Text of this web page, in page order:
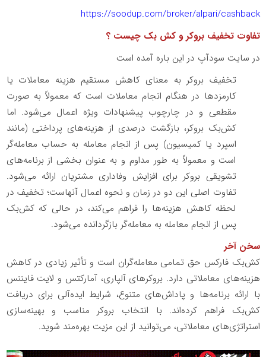
https://soodup.com/broker/alpari/cashback
تفاوت تخفیف بروکر و کش بک چیست ؟
در سایت سودآپ در این باره آمده است
تخفیف بروکر به معنای کاهش مستقیم هزینه‌ معاملات یا
کارمزدها در هنگام انجام معاملات است که معمولاً به صورت
مقطعی و در چارچوب پیشنهادات ویژه اعمال می‌شود. اما
کش‌بک بروکر، بازگشت درصدی از هزینه‌های پرداختی (مانند
اسپرد یا کمیسیون) پس از انجام معامله به حساب معامله‌گر
است و معمولاً به طور مداوم و به عنوان بخشی از برنامه‌های
تشویقی بروکر برای افزایش وفاداری مشتریان ارائه می‌شود.
تفاوت اصلی این دو در زمان و نحوه اعمال آنهاست؛ تخفیف در
لحظه کاهش هزینه‌ها را فراهم می‌کند، در حالی که کش‌بک
پس از انجام معامله به معامله‌گر بازگردانده می‌شود.
سخن آخر
کش‌بک فارکس حق تمامی معامله‌گران است و تأثیر زیادی در کاهش
هزینه‌های معاملاتی دارد. بروکرهای آلپاری، آمارکتس و لایت فایننس
با ارائه برنامه‌ها و پاداش‌های متنوع، شرایط ایده‌آلی برای دریافت
کش‌بک فراهم کرده‌اند. با انتخاب بروکر مناسب و بهینه‌سازی
استراتژی‌های معاملاتی، می‌توانید از این مزیت بهره‌مند شوید.